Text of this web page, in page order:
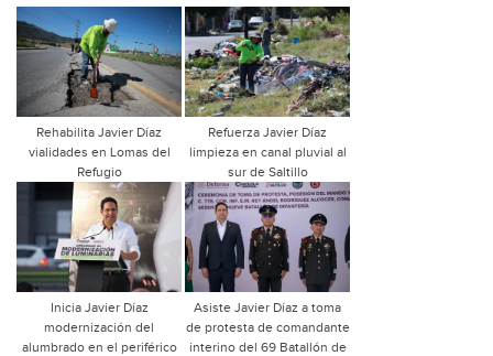
Rehabilita Javier Díaz
vialidades en Lomas del
Refugio
Refuerza Javier Díaz
limpieza en canal pluvial al
sur de Saltillo
Inicia Javier Díaz
modernización del
alumbrado en el periférico
Asiste Javier Díaz a toma
de protesta de comandante
interino del 69 Batallón de